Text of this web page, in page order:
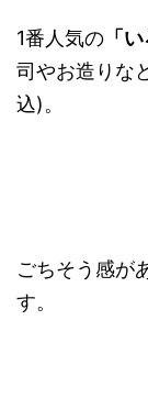
1番人気の 「
司やお造りな
込)。
ごちそう感が
す。